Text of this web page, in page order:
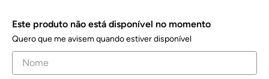
Este produto não está disponível no momento
Quero que me avisem quando estiver disponível